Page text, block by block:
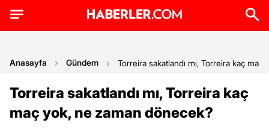
Anasayfa Gündem Torreira sakatlandı mı, Torreira kaç
Torreira sakatlandı mı, Torreira kaç
maç yok, ne zaman dönecek?